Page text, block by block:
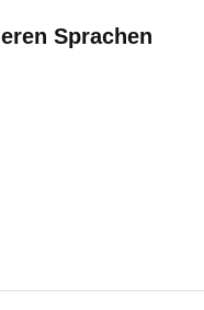
Sprachen